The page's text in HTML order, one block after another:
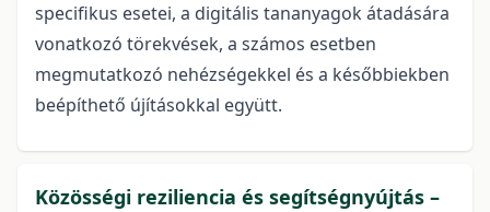
specifikus esetei, a digitális tananyagok átadására
vonatkozó törekvések, a számos esetben
megmutatkozó nehézségekkel és a későbbiekben
beépíthető újításokkal együtt.
Közösségi reziliencia és segítségnyújtás –